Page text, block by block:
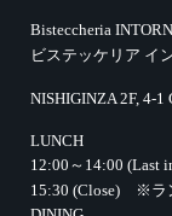
Bisteccheria
ビステッケリア イ
NISHIGINZA 2F, 4-
LUNCH
12:00～14:00 (Last
15:30 (Close)
※ラ